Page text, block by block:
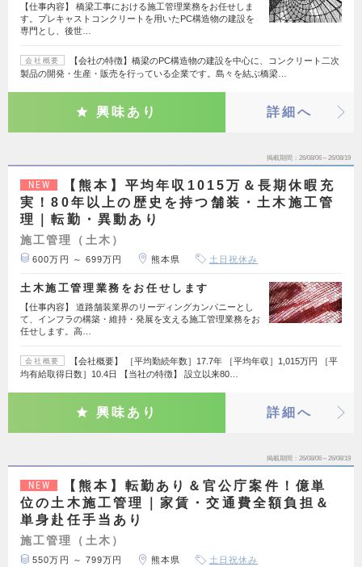
【仕事内容】 橋梁工事における施工管理業務をお任せしま
す。プレキャストコンクリートを用いたPC構造物の建設を
専門とし、後世…
会社概要
【会社の特徴】橋梁のPC構造物の建設を中心に、コンクリート二次
製品の開発・生産・販売を行っている企業です。島々を結ぶ橋梁…
興味あり 詳細へ
掲載期間 26/08/06～26/08/19
NEW
【熊本】平均年収1015万＆長期休暇充
実！80年以上の歴史を持つ舗装・土木施工管
理｜転勤・異動あり
施工管理（土木）
600万円 ～ 699万円 熊本県 土日祝休み
土木施工管理業務をお任せします
【仕事内容】 道路舗装業界のリーディングカンパニーとし
て、インフラの構築・維持・発展を支える施工管理業務をお
任せします。高…
会社概要
【会社概要】 ［平均勤続年数］17.7年 ［平均年収］1,015万円 ［平
均有給取得日数］10.4日 【当社の特徴】 設立以来80…
興味あり 詳細へ
掲載期間 26/08/06～26/08/19
NEW
【熊本】転勤あり＆官公庁案件！億単
位の土木施工管理｜家賃・交通費全額負担＆
単身赴任手当あり
施工管理（土木）
550万円 ～ 799万円 熊本県 土日祝休み